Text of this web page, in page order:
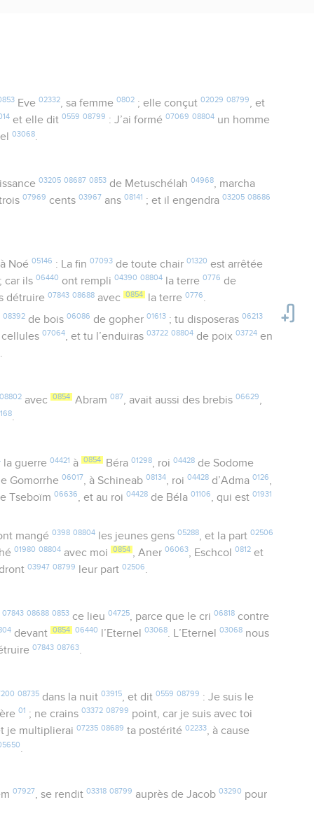
Eve 02332, sa femme 0802; elle conçut 02029 08799
, et
et elle dit0559 08799 : J’ai formé07069 08804 un homme
03068.
03205 08687 0853de Metuschélah 04968, marcha
07969 cents03967 ans08141 ; et il engendra03205 08686
à Noé 05146 : La fin 07093de toute chair 01320 est arrêtée
; car ils06440 ont rempli04390 08804 la terre0776 de
détruire07843 08688 avec 0854 la terre0776.
08392de bois 06086 de gopher 01613; tu disposeras 06213
cellules07064, et tu l’enduiras03722 08804 de poix03724 en
.
08802avec 0854 Abram 087 , avait aussi des brebis 06629
.
la guerre 04421 à 0854 Béra 01298, roi 04428de Sodome
Gomorrhe06017 , à Schineab08134 , roi04428 d’Adma0126
Tseboïm06636, et au roi04428 de Béla01106, qui est01931
mangé 0398 08804les jeunes gens 05288, et la part 02506
01980 08804 avec moi 0854 , Aner06063, Eschcol0812 et
03947 08799 leur part02506.
07843 08688 0853ce lieu 04725, parce que le cri 06818contre
devant 0854 06440 l’Eternel03068. L’Eternel03068 nous
07843 08763.
08735dans la nuit 03915, et dit 0559 08799 : Je suis le
01 ; ne crains03372 08799 point, car je suis avec toi
je multiplierai07235 08689 ta postérité02233, à cause
07927, se rendit 03318 08799 auprès de Jacob 03290 pour